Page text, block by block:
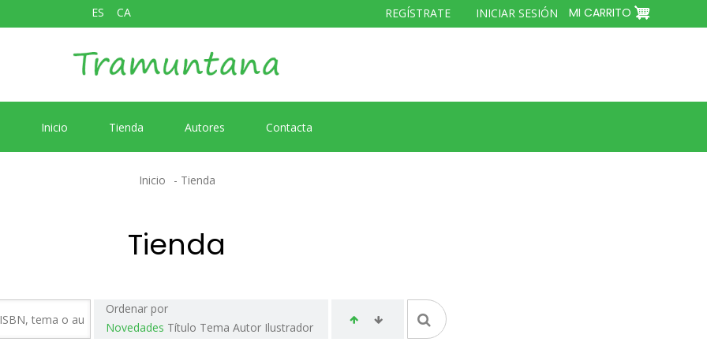
MI CARRITO
ES CA
MENÚ
DEL
REGÍSTRATE INICIAR SESIÓN
Inicio Tienda Autores Contacta
Inicio Tienda
Tienda
Ordenar por
Novedades Título Tema Autor Ilustrador